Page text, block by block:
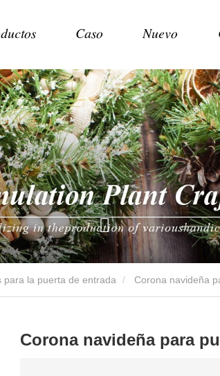
Caso Nuevo
para la puerta de entrada Corona navideña
Corona navideña para